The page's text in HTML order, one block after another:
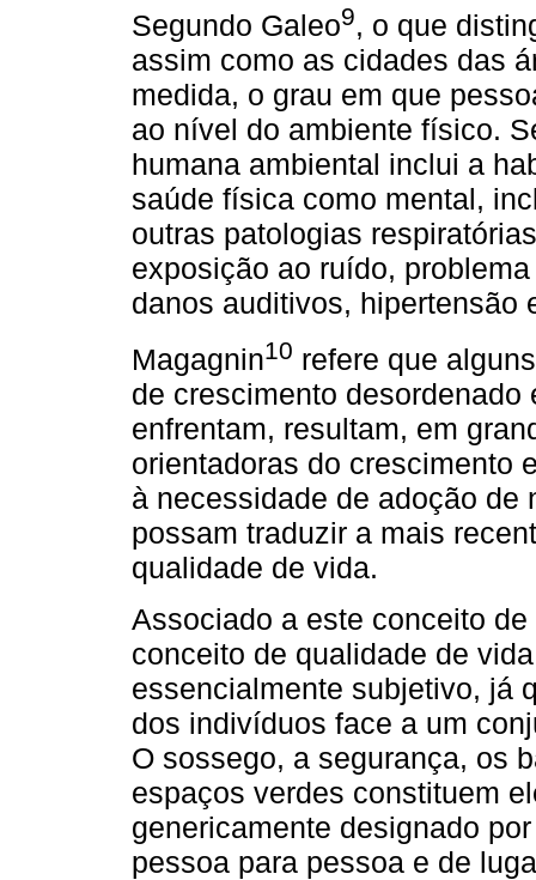
Segundo Galeo9, o que
assim como as cidades das
medida, o grau em que
ao nível do ambiente físico.
humana ambiental inclui a
saúde física como mental,
outras patologias
exposição ao ruído,
danos auditivos, hipertensão
Magagnin10 refere que
de crescimento
enfrentam, resultam, em
orientadoras do crescimento
à necessidade de adoção de
possam traduzir a mais
qualidade de vida.
Associado a este conceito
conceito de qualidade de
essencialmente subjetivo, já
dos indivíduos face a um
O sossego, a segurança, os
espaços verdes constituem
genericamente designado
pessoa para pessoa e de